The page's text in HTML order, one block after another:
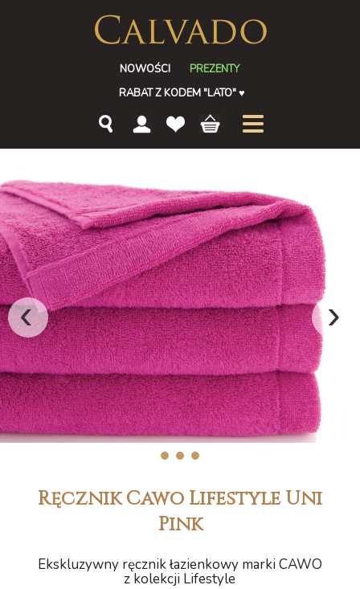
NOWOŚCI
PREZENTY
RABAT Z KODEM "LATO"♥
‹ ›
1 2 3
Ręcznik Cawo Lifestyle Uni
Pink
Ekskluzywny ręcznik łazienkowy marki CAWO
z kolekcji Lifestyle